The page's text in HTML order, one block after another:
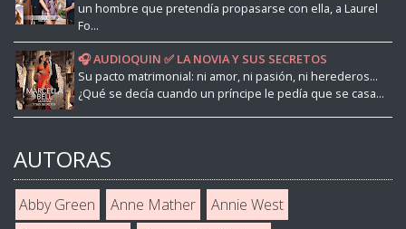
un hombre que pretendía propasarse con ella, a Laurel
Fo...
🎧 AUDIOQUIN ✅ LA NOVIA Y SUS SECRETOS
Su pacto matrimonial: ni amor, ni pasión, ni herederos...
¿Qué se decía cuando un príncipe le pedía que se casa...
AUTORAS
Abby Green Anne Mather
Annie West